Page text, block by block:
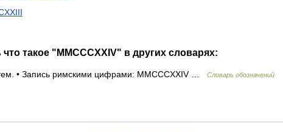
такое "MMCCCXXIV" в других словарях:
• Запись римскими цифрами: MMCCCXXIV … Словарь обозначений